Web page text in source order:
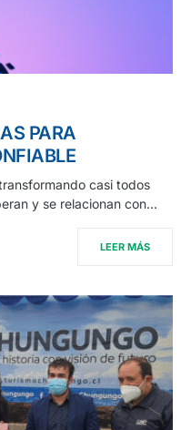
PARA
casi todos
y se relacionan con…
LEER MÁS